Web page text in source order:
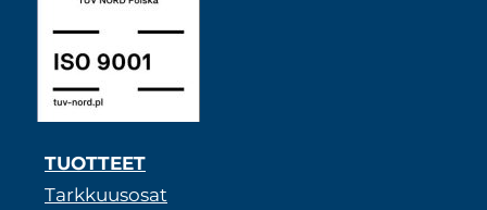
TUOTTEET
Tarkkuusosat